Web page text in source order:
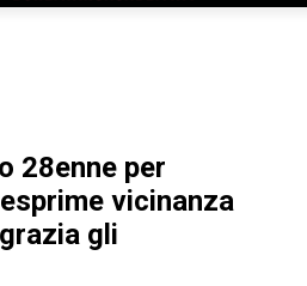
28enne per
vicinanza
gli